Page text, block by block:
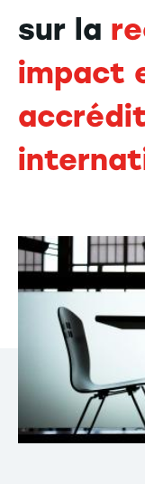
sur la
impact